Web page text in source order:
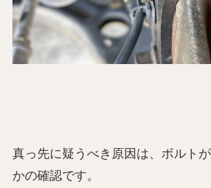
真っ先に疑うべき原因は、ボルト
かの確認です。